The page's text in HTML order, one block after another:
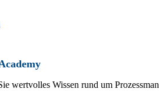
wertvolles Wissen rund um